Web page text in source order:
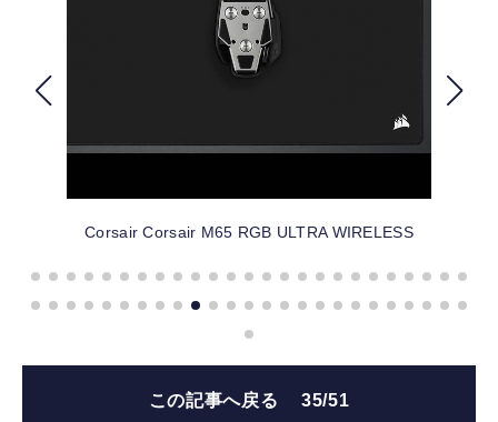
FOLLOW US
Corsair Corsair M65 RGB ULTRA WIRELESS
この記事へ戻る 35/51